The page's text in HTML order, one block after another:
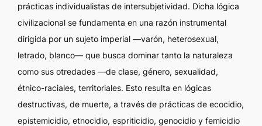
prácticas individualistas de intersubjetividad. Dicha lógica
civilizacional se fundamenta en una razón instrumental
dirigida por un sujeto imperial —varón, heterosexual,
letrado, blanco— que busca dominar tanto la naturaleza
como sus otredades —de clase, género, sexualidad,
étnico-raciales, territoriales. Esto resulta en lógicas
destructivas, de muerte, a través de prácticas de ecocidio,
epistemicidio, etnocidio, espriticidio, genocidio y femicidio